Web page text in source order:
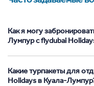
Как я могу
Лумпур с flydubai
Какие турпакеты для
Holidays в Куала-